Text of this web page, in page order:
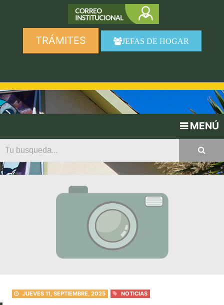
TRÁMITES JEFAS DE HOGAR
MENÚ
JUEVES 11, SEPTIEMBRE, 2025 NOTICIAS